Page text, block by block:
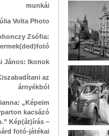
munkái
Volta Photo
Zsófia:
János: Ikonok
az
árnyékból
„Képeim
kacsázó
Kép(át)írás ‒
fotó-játékai